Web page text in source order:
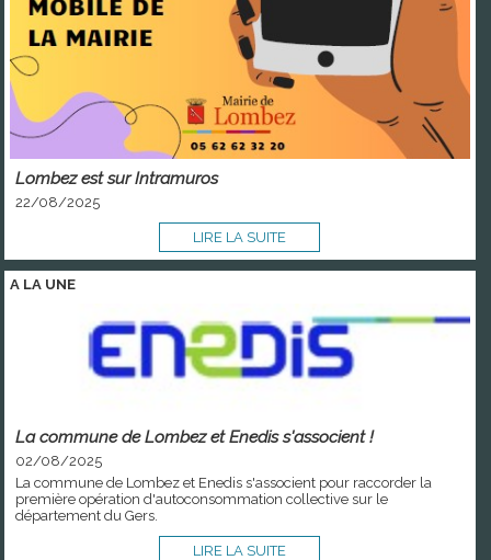
Lombez est sur Intramuros
22/08/2025
LIRE LA SUITE
A LA UNE
La commune de Lombez et Enedis s'associent !
02/08/2025
La commune de Lombez et Enedis s'associent pour raccorder la
première opération d'autoconsommation collective sur le
département du Gers.
LIRE LA SUITE